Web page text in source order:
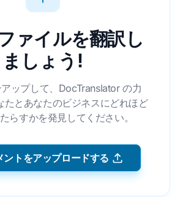
ァイルを翻訳し
ましょう!
ップして、DocTranslator の力
たとあなたのビジネスにどれほど
らすかを発見してください。
ントをアップロードする